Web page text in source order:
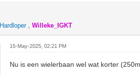
Hardloper,Willeke_IGKT
15-May-2025, 02:21 PM
Nu is een wielerbaan wel wat korter